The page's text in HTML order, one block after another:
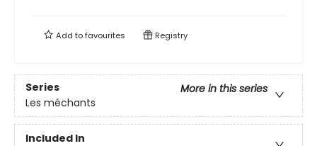
Add tofavourites Registry
Series
More in this series
Les méchants
Included In